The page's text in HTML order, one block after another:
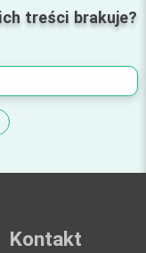
treści brakuje?
Kontakt